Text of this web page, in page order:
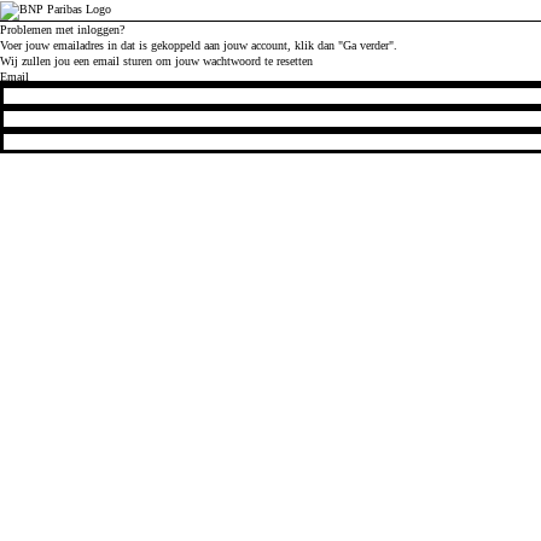
Problemen met inloggen?
Voer jouw emailadres in dat is gekoppeld aan jouw account, klik dan "Ga verder".
Wij zullen jou een email sturen om jouw wachtwoord te resetten
Reset jouw wachtwoord met jouw emailadres
Email